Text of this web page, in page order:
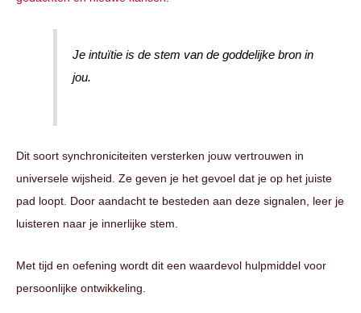
Je intuïtie is de stem van de goddelijke bron in
jou.
Dit soort synchroniciteiten versterken jouw vertrouwen in
universele wijsheid. Ze geven je het gevoel dat je op het juiste
pad loopt. Door aandacht te besteden aan deze signalen, leer je
luisteren naar je innerlijke stem.
Met tijd en oefening wordt dit een waardevol hulpmiddel voor
persoonlijke ontwikkeling.